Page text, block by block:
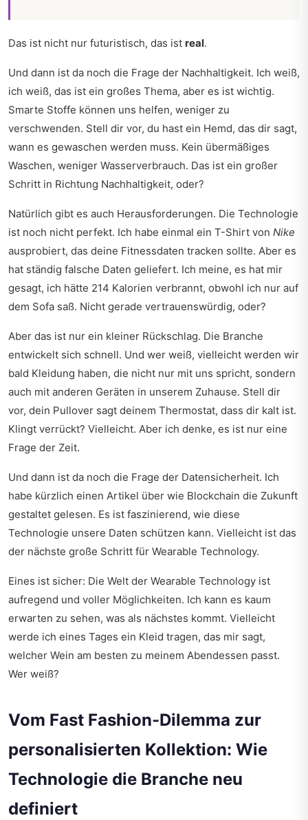
Das ist nicht nur futuristisch, das ist real.
Und dann ist da noch die Frage der Nachhaltigkeit. Ich weiß,
ich weiß, das ist ein großes Thema, aber es ist wichtig.
Smarte Stoffe können uns helfen, weniger zu
verschwenden. Stell dir vor, du hast ein Hemd, das dir sagt,
wann es gewaschen werden muss. Kein übermäßiges
Waschen, weniger Wasserverbrauch. Das ist ein großer
Schritt in Richtung Nachhaltigkeit, oder?
Natürlich gibt es auch Herausforderungen. Die Technologie
ist noch nicht perfekt. Ich habe einmal ein T-Shirt von Nike
ausprobiert, das deine Fitnessdaten tracken sollte. Aber es
hat ständig falsche Daten geliefert. Ich meine, es hat mir
gesagt, ich hätte 214 Kalorien verbrannt, obwohl ich nur auf
dem Sofa saß. Nicht gerade vertrauenswürdig, oder?
Aber das ist nur ein kleiner Rückschlag. Die Branche
entwickelt sich schnell. Und wer weiß, vielleicht werden wir
bald Kleidung haben, die nicht nur mit uns spricht, sondern
auch mit anderen Geräten in unserem Zuhause. Stell dir
vor, dein Pullover sagt deinem Thermostat, dass dir kalt ist.
Klingt verrückt? Vielleicht. Aber ich denke, es ist nur eine
Frage der Zeit.
Und dann ist da noch die Frage der Datensicherheit. Ich
habe kürzlich einen Artikel über wie Blockchain die Zukunft
gestaltet gelesen. Es ist faszinierend, wie diese
Technologie unsere Daten schützen kann. Vielleicht ist das
der nächste große Schritt für Wearable Technology.
Eines ist sicher: Die Welt der Wearable Technology ist
aufregend und voller Möglichkeiten. Ich kann es kaum
erwarten zu sehen, was als nächstes kommt. Vielleicht
werde ich eines Tages ein Kleid tragen, das mir sagt,
welcher Wein am besten zu meinem Abendessen passt.
Wer weiß?
Vom Fast Fashion-Dilemma zur
personalisierten Kollektion: Wie
Technologie die Branche neu
definiert